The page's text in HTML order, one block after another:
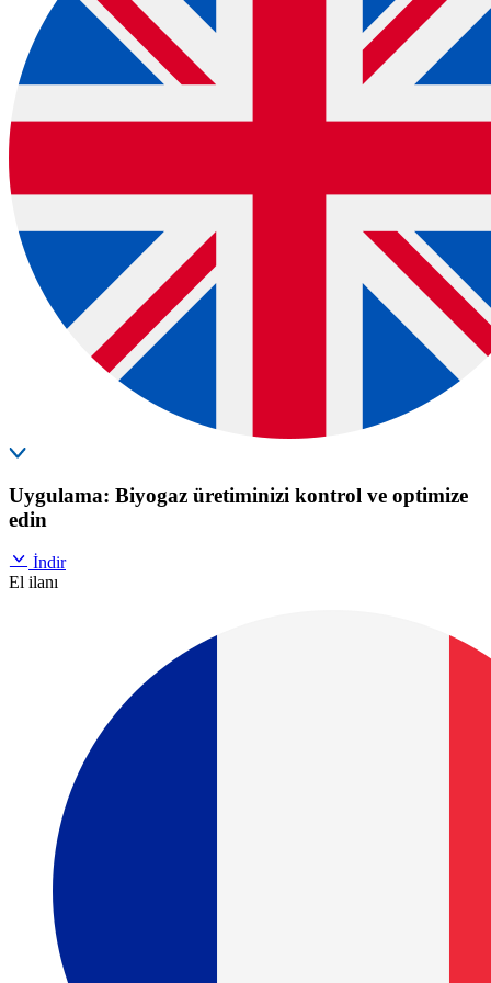
Uygulama: Biyogaz üretiminizi kontrol ve optimize
edin
İndir
El ilanı